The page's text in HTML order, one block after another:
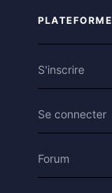
PLATEFORME
S'inscrire
Se connecter
Forum